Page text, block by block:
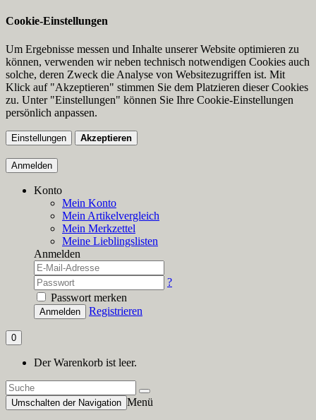
Cookie-Einstellungen
Um Ergebnisse messen und Inhalte unserer Website optimieren zu
können, verwenden wir neben technisch notwendigen Cookies auch
solche, deren Zweck die Analyse von Websitezugriffen ist. Mit
Klick auf "Akzeptieren" stimmen Sie dem Platzieren dieser Cookies
zu. Unter "Einstellungen" können Sie Ihre Cookie-Einstellungen
persönlich anpassen.
Einstellungen Akzeptieren
Anmelden
Konto
Mein Konto
Mein Artikelvergleich
Mein Merkzettel
Meine Lieblingslisten
Anmelden
?
Passwort merken
Anmelden Registrieren
0
Der Warenkorb ist leer.
Umschalten der Navigation Menü